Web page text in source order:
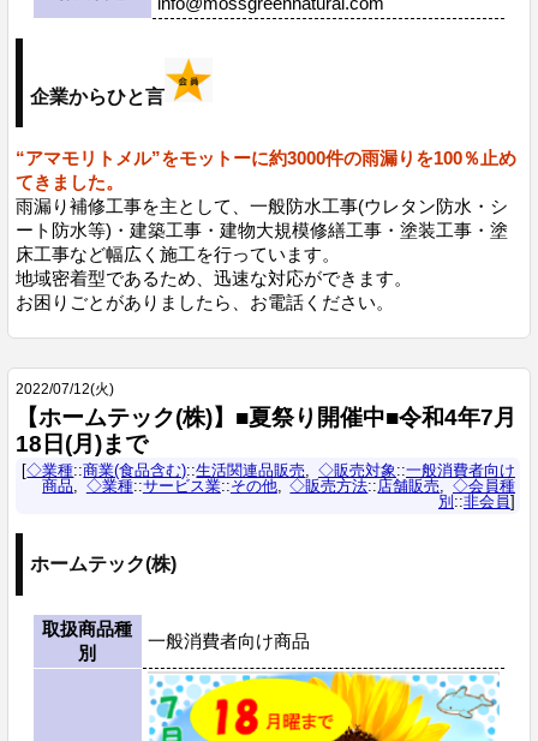
企業からひと言
“アマモリトメル”をモットーに約3000件の雨漏りを100％止め
てきました。
雨漏り補修工事を主として、一般防水工事(ウレタン防水・シ
ート防水等)・建築工事・建物大規模修繕工事・塗装工事・塗
床工事など幅広く施工を行っています。
地域密着型であるため、迅速な対応ができます。
お困りごとがありましたら、お電話ください。
2022/07/12(火)
【ホームテック(株)】■夏祭り開催中■令和4年7月
18日(月)まで
◇業種::商業(食品含む)::生活関連品販売 ◇販売対象 ::一般消費者向け
商品
◇業種::サービス業::その他 ◇販売方法:: 店舗販売
◇会員種
別 ::非会員
ホームテック(株)
取扱商品種
別
一般消費者向け商品